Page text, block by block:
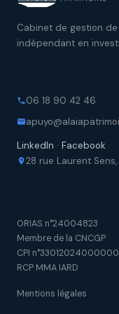
profils.
Cabinet de gestion
indépendant en
06 18 90 42 46
LinkedIn · Facebook
28 rue Laurent
ORIAS n°24004823
Membre de la CNCGP
CPI
RCP MMA IARD
Mentions légales